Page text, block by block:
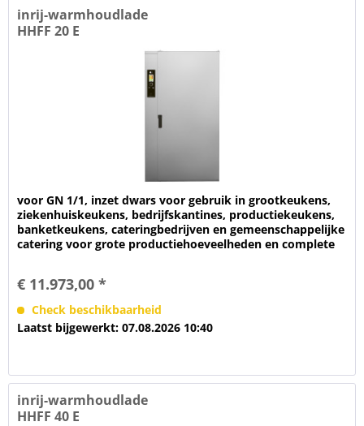
inrij-warmhoudlade
HHFF 20 E
voor GN 1/1, inzet dwars voor gebruik in grootkeukens,
ziekenhuiskeukens, bedrijfskantines, productiekeukens,
banketkeukens, cateringbedrijven en gemeenschappelijke
catering voor grote productiehoeveelheden en complete
€ 11.973,00 *
Check beschikbaarheid
Laatst bijgewerkt: 07.08.2026 10:40
inrij-warmhoudlade
HHFF 40 E